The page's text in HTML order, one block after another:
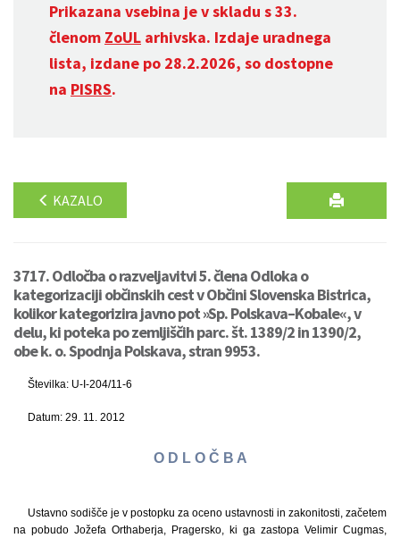
Prikazana vsebina je v skladu s 33.
členom ZoUL arhivska. Izdaje uradnega
lista, izdane po 28.2.2026, so dostopne
na PISRS.
KAZALO
3717. Odločba o razveljavitvi 5. člena Odloka o
kategorizaciji občinskih cest v Občini Slovenska Bistrica,
kolikor kategorizira javno pot »Sp. Polskava–Kobale«, v
delu, ki poteka po zemljiščih parc. št. 1389/2 in 1390/2,
obe k. o. Spodnja Polskava, stran 9953.
Številka: U-I-204/11-6
Datum: 29. 11. 2012
O D L O Č B A
Ustavno sodišče je v postopku za oceno ustavnosti in zakonitosti, začetem
na pobudo Jožefa Orthaberja, Pragersko, ki ga zastopa Velimir Cugmas,